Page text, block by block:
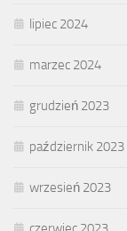
lipiec 2024
marzec 2024
grudzień 2023
październik 2023
wrzesień 2023